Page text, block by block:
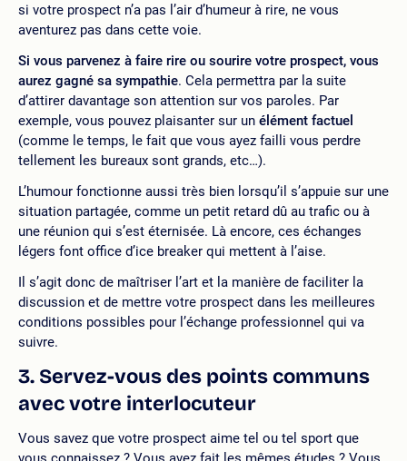
si votre prospect n’a pas l’air d’humeur à rire, ne vous
aventurez pas dans cette voie.
Si vous parvenez à faire rire ou sourire votre prospect, vous
aurez gagné sa sympathie. Cela permettra par la suite
d’attirer davantage son attention sur vos paroles. Par
exemple, vous pouvez plaisanter sur un élément factuel
(comme le temps, le fait que vous ayez failli vous perdre
tellement les bureaux sont grands, etc…).
L’humour fonctionne aussi très bien lorsqu’il s’appuie sur une
situation partagée, comme un petit retard dû au trafic ou à
une réunion qui s’est éternisée. Là encore, ces échanges
légers font office d’ice breaker qui mettent à l’aise.
Il s’agit donc de maîtriser l’art et la manière de faciliter la
discussion et de mettre votre prospect dans les meilleures
conditions possibles pour l’échange professionnel qui va
suivre.
3. Servez-vous des points communs
avec votre interlocuteur
Vous savez que votre prospect aime tel ou tel sport que